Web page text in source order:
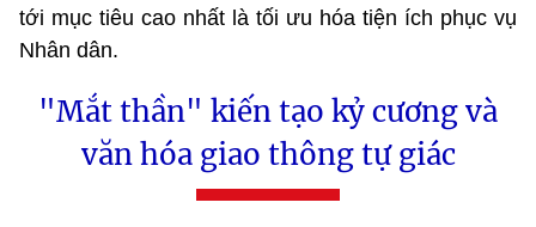
tới mục tiêu cao nhất là tối ưu hóa tiện ích phục vụ
Nhân dân.
"Mắt thần" kiến tạo kỷ cương và
văn hóa giao thông tự giác